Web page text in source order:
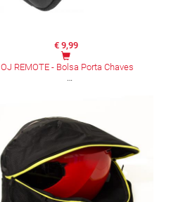
€ 9,99
OJ REMOTE - Bolsa Porta Chaves